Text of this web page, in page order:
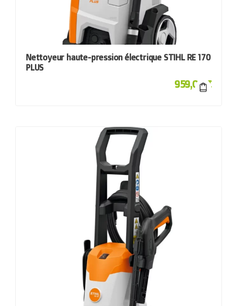
Nettoyeur haute-pression électrique STIHL RE 170
PLUS
959,00€